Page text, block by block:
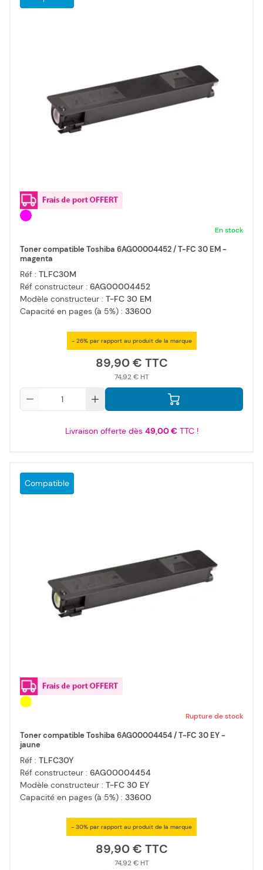
En stock
Toner compatible Toshiba 6AG00004452 / T-FC 30 EM -
magenta
Réf : TLFC30M
Réf constructeur : 6AG00004452
Modèle constructeur : T-FC 30 EM
Capacité en pages (à 5%) : 33600
- 26% par rapport au produit de la marque
89,90 €
74,92 €
Livraison offerte dès 49,00 €TTC !
Compatible
Rupture de stock
Toner compatible Toshiba 6AG00004454 / T-FC 30 EY -
jaune
Réf : TLFC30Y
Réf constructeur : 6AG00004454
Modèle constructeur : T-FC 30 EY
Capacité en pages (à 5%) : 33600
- 30% par rapport au produit de la marque
89,90 €
74,92 €